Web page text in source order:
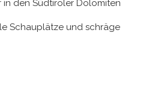
den Südtiroler Dolomiten
Schauplätze und schräge